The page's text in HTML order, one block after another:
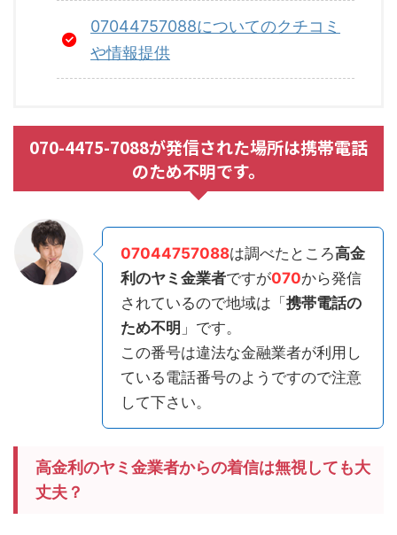
07044757088についてのクチコミ
や情報提供
070-4475-7088が発信された場所は携帯電話
のため不明です。
07044757088は調べたところ高金
利のヤミ金業者ですが070から発信
されているので地域は「 携帯電話の
ため不明 」です。
この番号は違法な金融業者が利用し
ている電話番号のようですので注意
して下さい。
高金利のヤミ金業者からの着信は無視しても大
丈夫？